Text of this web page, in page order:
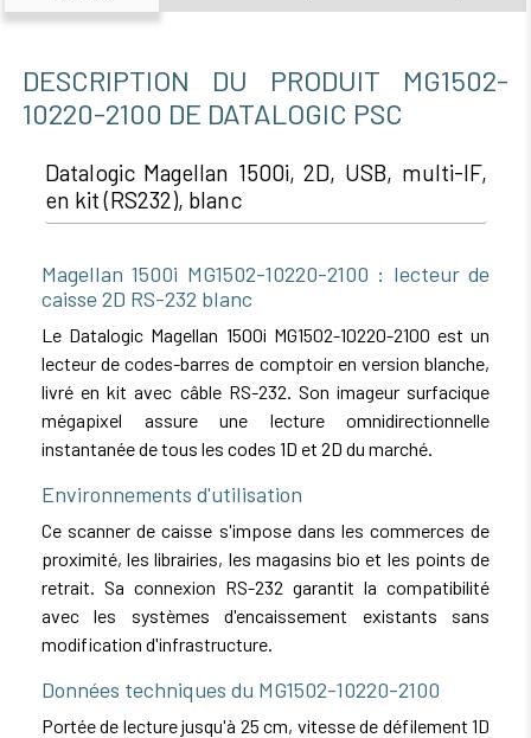
DESCRIPTION DU PRODUIT MG1502-
10220-2100 DE DATALOGIC PSC
Datalogic Magellan 1500i, 2D, USB, multi-IF,
en kit (RS232), blanc
Magellan 1500i MG1502-10220-2100 : lecteur de
caisse 2D RS-232 blanc
Le Datalogic Magellan 1500i MG1502-10220-2100 est un
lecteur de codes-barres de comptoir en version blanche,
livré en kit avec câble RS-232. Son imageur surfacique
mégapixel assure une lecture omnidirectionnelle
instantanée de tous les codes 1D et 2D du marché.
Environnements d'utilisation
Ce scanner de caisse s'impose dans les commerces de
proximité, les librairies, les magasins bio et les points de
retrait. Sa connexion RS-232 garantit la compatibilité
avec les systèmes d'encaissement existants sans
modification d'infrastructure.
Données techniques du MG1502-10220-2100
Portée de lecture jusqu'à 25 cm, vitesse de défilement 1D